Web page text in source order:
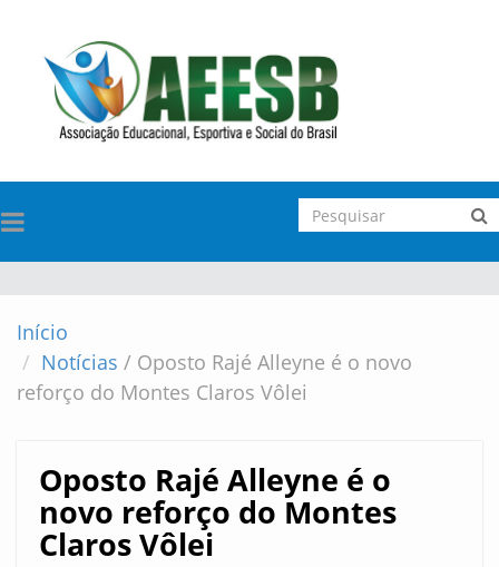
TOGGLE
NAVIGATION
Início
Notícias / Oposto Rajé Alleyne é o novo
reforço do Montes Claros Vôlei
Oposto Rajé Alleyne é o
novo reforço do Montes
Claros Vôlei